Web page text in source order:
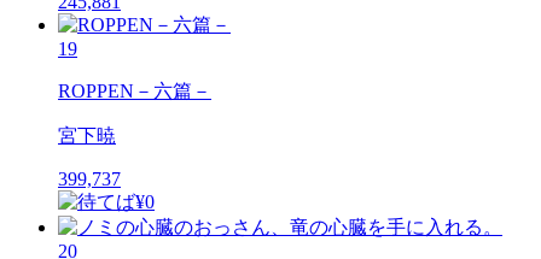
19
ROPPEN－六篇－
宮下暁
399,737
20